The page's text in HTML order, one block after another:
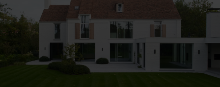
Voor
architecten
Contact
Nieuws